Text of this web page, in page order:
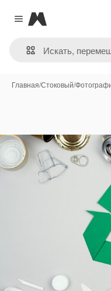
Close menu
Magnific
Главная/Стоковый/